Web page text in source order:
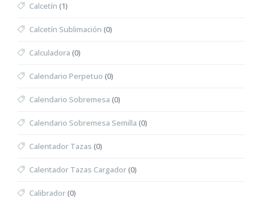
Calcetín (1)
Calcetín Sublimación (0)
Calculadora (0)
Calendario Perpetuo (0)
Calendario Sobremesa (0)
Calendario Sobremesa Semilla (0)
Calentador Tazas (0)
Calentador Tazas Cargador(0)
Calibrador(0)